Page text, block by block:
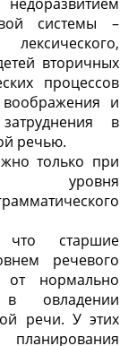
системы –
вторичных
процессов
и
в
речью.
только при
уровня
что старшие
речевого
от нормально
в овладении
речи. У этих